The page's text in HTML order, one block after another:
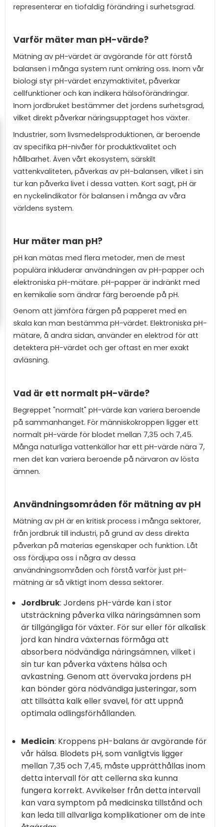
representerar en tiofaldig förändring i surhetsgrad.
Varför mäter man pH-värde?
Mätning av pH-värdet är avgörande för att förstå
balansen i många system runt omkring oss. Inom vår
biologi styr pH-värdet enzymaktivitet, påverkar
cellfunktioner och kan indikera hälsoförändringar.
Inom jordbruket bestämmer det jordens surhetsgrad,
vilket direkt påverkar näringsupptaget hos växter.
Industrier, som livsmedelsproduktionen, är beroende
av specifika pH-nivåer för produktkvalitet och
hållbarhet. Även vårt ekosystem, särskilt
vattenkvaliteten, påverkas av pH-balansen, vilket i sin
tur kan påverka livet i dessa vatten. Kort sagt, pH är
en nyckelindikator för balansen i många av våra
världens system.
Hur mäter man pH?
pH kan mätas med flera metoder, men de mest
populära inkluderar användningen av pH-papper och
elektroniska pH-mätare. pH-papper är indränkt med
en kemikalie som ändrar färg beroende på pH.
Genom att jämföra färgen på papperet med en
skala kan man bestämma pH-värdet. Elektroniska pH-
mätare, å andra sidan, använder en elektrod för att
detektera pH-värdet och ger oftast en mer exakt
avläsning.
Vad är ett normalt pH-värde?
Begreppet "normalt" pH-värde kan variera beroende
på sammanhanget. För människokroppen ligger ett
normalt pH-värde för blodet mellan 7,35 och 7,45.
Många naturliga vattenkällor har ett pH-värde nära 7,
men det kan variera beroende på närvaron av lösta
ämnen.
Användningsområden för mätning av pH
Mätning av pH är en kritisk process i många sektorer,
från jordbruk till industri, på grund av dess direkta
påverkan på materias egenskaper och funktion. Låt
oss fördjupa oss i några av dessa
användningsområden och förstå varför just pH-
mätning är så viktigt inom dessa sektorer.
Jordbruk: Jordens pH-värde kan i stor
utsträckning påverka vilka näringsämnen som
är tillgängliga för växter. För sur eller för alkalisk
jord kan hindra växternas förmåga att
absorbera nödvändiga näringsämnen, vilket i
sin tur kan påverka växtens hälsa och
avkastning. Genom att övervaka jordens pH
kan bönder göra nödvändiga justeringar, som
att tillsätta kalk eller svavel, för att uppnå
optimala odlingsförhållanden.
Medicin: Kroppens pH-balans är avgörande för
vår hälsa. Blodets pH, som vanligtvis ligger
mellan 7,35 och 7,45, måste upprätthållas inom
detta intervall för att cellerna ska kunna
fungera korrekt. Avvikelser från detta intervall
kan vara symptom på medicinska tillstånd och
kan leda till allvarliga komplikationer om de inte